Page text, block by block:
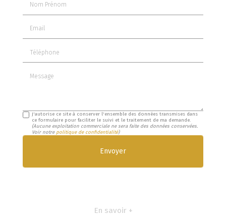
J'autorise ce site à conserver l'ensemble des données transmises dans
ce formulaire pour faciliter le suivi et le traitement de ma demande.
(Aucune exploitation commerciale ne sera faite des données conservées.
Voir notre politique de confidentialité)
En savoir +